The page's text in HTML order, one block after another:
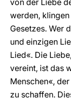
von der Liebe
werden,
Gesetzes. Wer
und einzigen
Lied«. Die
vereint, ist das
Menschen«,
zu schaffen.